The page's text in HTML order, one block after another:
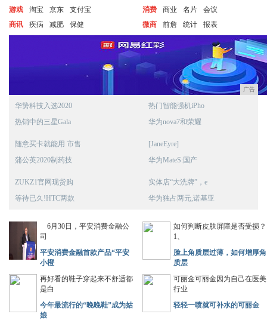
游戏 淘宝 京东
支付宝
商讯
疾病 减肥 保健
消费 商业 名片
会议
微商
前詹 统计 报表
广告
华势科技入选2020
热销中的三星Gala
热门智能强机iPho
华为nova7和荣耀
随意买卡就能用 市售
蒲公英2020制药技
[JaneEyre]
华为MateS:国产
ZUKZ1官网现货购
等待已久!HTC两款
实体店“大洗牌”，e
华为独占两元,诺基亚
6月30日，平安消费金融公
司
平安消费金融首款产品“平安
小橙
如何判断皮肤屏障是否受损？
1、
脸上角质层过薄，如何增厚角
质层
再好看的鞋子穿起来不舒适都
是白
今年最流行的“晚晚鞋”成为姑
娘
可丽金可丽金因为自己在医美
行业
轻轻一喷就可补水的可丽金